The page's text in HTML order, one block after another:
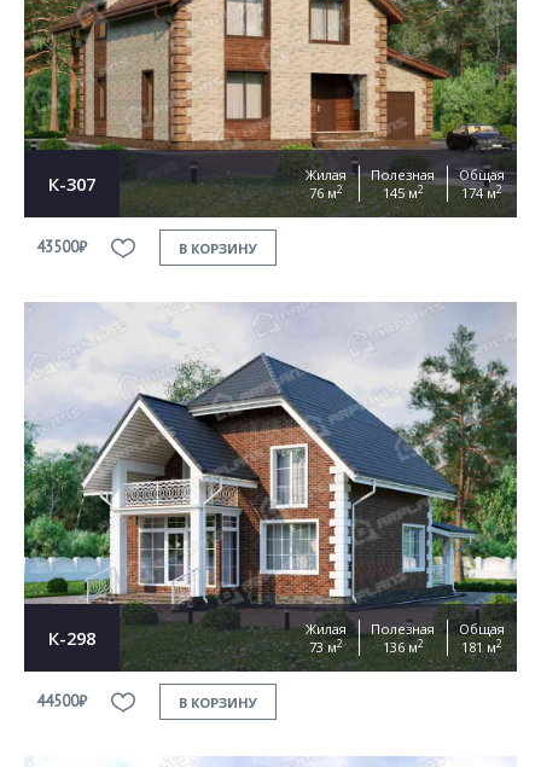
К-307
Жилая
76 м2
Полезная
145 м2
Общая
174 м2
43500₽ В КОРЗИНУ
К-298
Жилая
73 м2
Полезная
136 м2
Общая
181 м2
44500₽ В КОРЗИНУ